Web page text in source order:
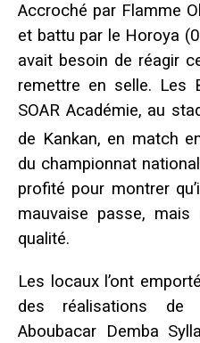
Accroché par Flamme
et battu par le Horoya
avait besoin de réagir
remettre en selle. Les
SOAR Académie, au
de Kankan, en match
du championnat
profité pour montrer
mauvaise passe, mais
qualité.
Les locaux l’ont
des réalisations de
Aboubacar Demba